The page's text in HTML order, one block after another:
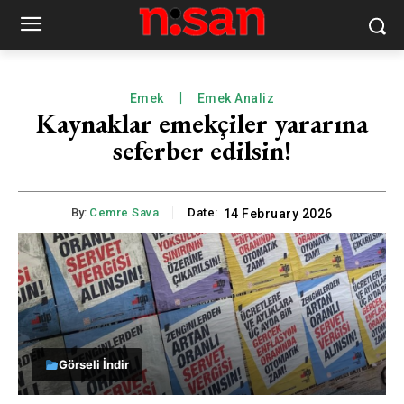
Emek Emek Analiz
Kaynaklar emekçiler yararına
seferber edilsin!
By: Cemre Sava Date: 14 February 2026
Görseli İndir